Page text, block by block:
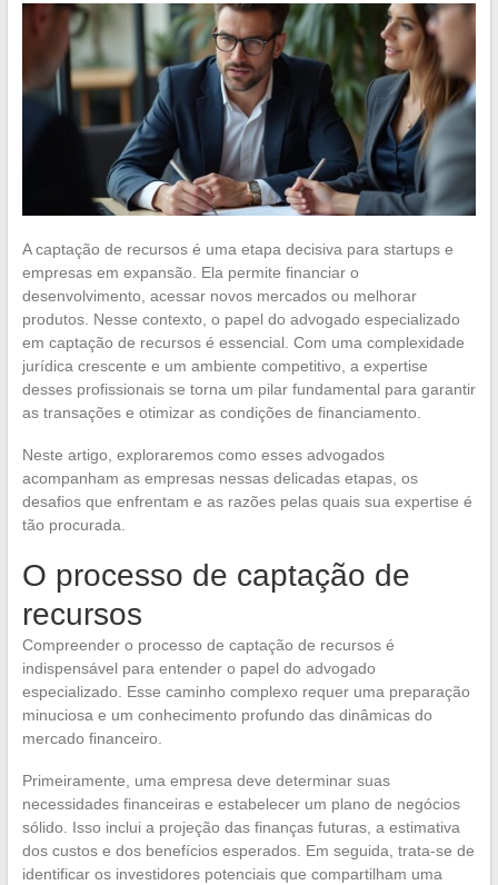
A captação de recursos é uma etapa decisiva para startups e
empresas em expansão. Ela permite financiar o
desenvolvimento, acessar novos mercados ou melhorar
produtos. Nesse contexto, o papel do advogado especializado
em captação de recursos é essencial. Com uma complexidade
jurídica crescente e um ambiente competitivo, a expertise
desses profissionais se torna um pilar fundamental para garantir
as transações e otimizar as condições de financiamento.
Neste artigo, exploraremos como esses advogados
acompanham as empresas nessas delicadas etapas, os
desafios que enfrentam e as razões pelas quais sua expertise é
tão procurada.
O processo de captação de
recursos
Compreender o processo de captação de recursos é
indispensável para entender o papel do advogado
especializado. Esse caminho complexo requer uma preparação
minuciosa e um conhecimento profundo das dinâmicas do
mercado financeiro.
Primeiramente, uma empresa deve determinar suas
necessidades financeiras e estabelecer um plano de negócios
sólido. Isso inclui a projeção das finanças futuras, a estimativa
dos custos e dos benefícios esperados. Em seguida, trata-se de
identificar os investidores potenciais que compartilham uma